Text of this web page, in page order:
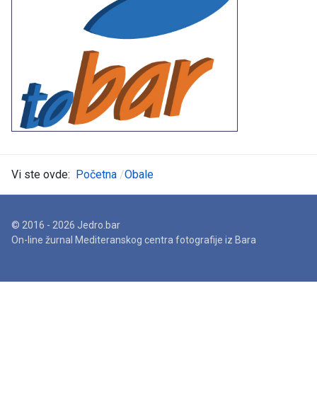
Vi ste ovde: Početna Obale
© 2016 - 2026 Jedro.bar
On-line žurnal Mediteranskog centra fotografije iz Bara